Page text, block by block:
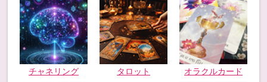
チャネリング タロット オラクルカード